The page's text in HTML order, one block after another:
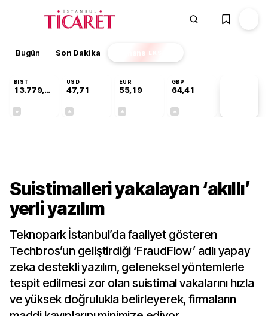
Bugün Son Dakika Finans EKSTRA
BIST
13.779,39
USD
47,71
EUR
55,19
GBP
64,41
Suistimalleri yakalayan ‘akıllı’
yerli yazılım
Teknopark İstanbul’da faaliyet gösteren
Techbros’un geliştirdiği ‘FraudFlow’ adlı yapay
zeka destekli yazılım, geleneksel yöntemlerle
tespit edilmesi zor olan suistimal vakalarını hızla
ve yüksek doğrulukla belirleyerek, firmaların